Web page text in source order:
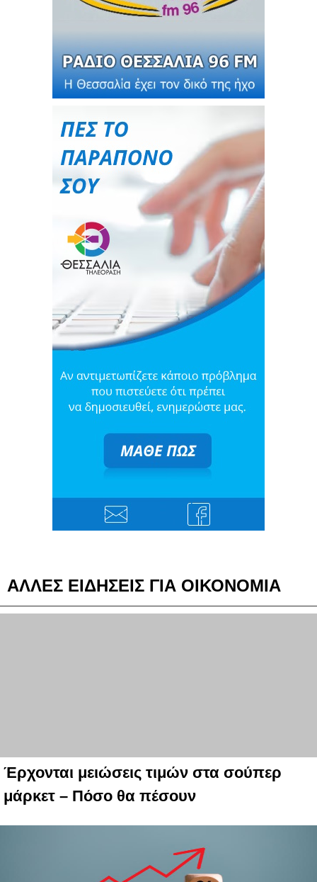
ΑΛΛΕΣ ΕΙΔΗΣΕΙΣ ΓΙΑ ΟΙΚΟΝΟΜΙΑ
Έρχονται μειώσεις τιμών στα σούπερ
μάρκετ – Πόσο θα πέσουν